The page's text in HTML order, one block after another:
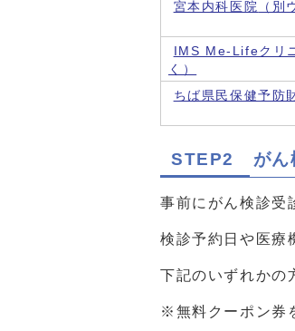
宮本内科医院 （別
IMS Me-Lifeクリ
く）
ちば県民保健予防
STEP2 がん
事前にがん検診受
検診予約日や医療
下記のいずれかの
※無料クーポン券